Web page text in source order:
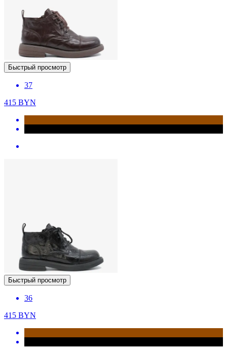
Быстрый просмотр
37
415 BYN
Быстрый просмотр
36
415 BYN